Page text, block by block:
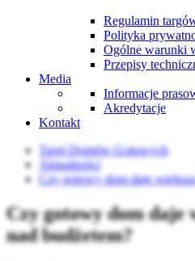
Regulamin
Polityka
Ogólne warunki
Przepisy
Media
Informacje
Akredytacje
Kontakt
Targi Domów Gotowych
Aktualności
Czy gotowy dom daje
Czy gotowy dom daje
nad budżetem?